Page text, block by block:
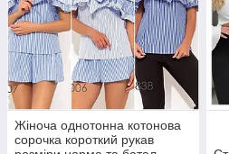
Жіноча однотонна котонова
сорочка короткий рукав